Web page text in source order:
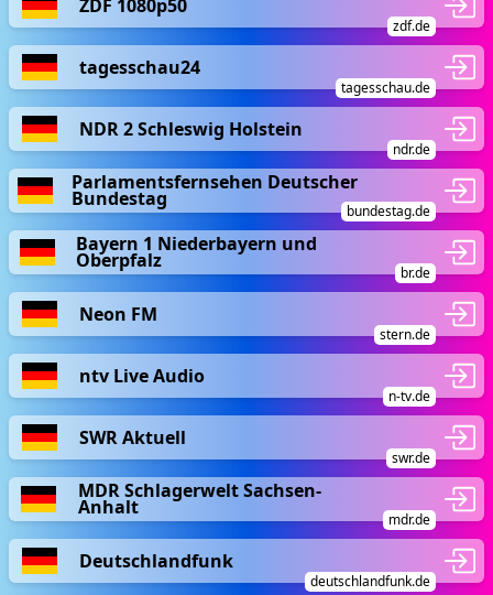
ZDF 1080p50
zdf.de
tagesschau24
tagesschau.de
NDR 2 Schleswig Holstein
ndr.de
Parlamentsfernsehen Deutscher
Bundestag
bundestag.de
Bayern 1 Niederbayern und
Oberpfalz
br.de
Neon FM
stern.de
ntv Live Audio
n-tv.de
SWR Aktuell
swr.de
MDR Schlagerwelt Sachsen-
Anhalt
mdr.de
Deutschlandfunk
deutschlandfunk.de